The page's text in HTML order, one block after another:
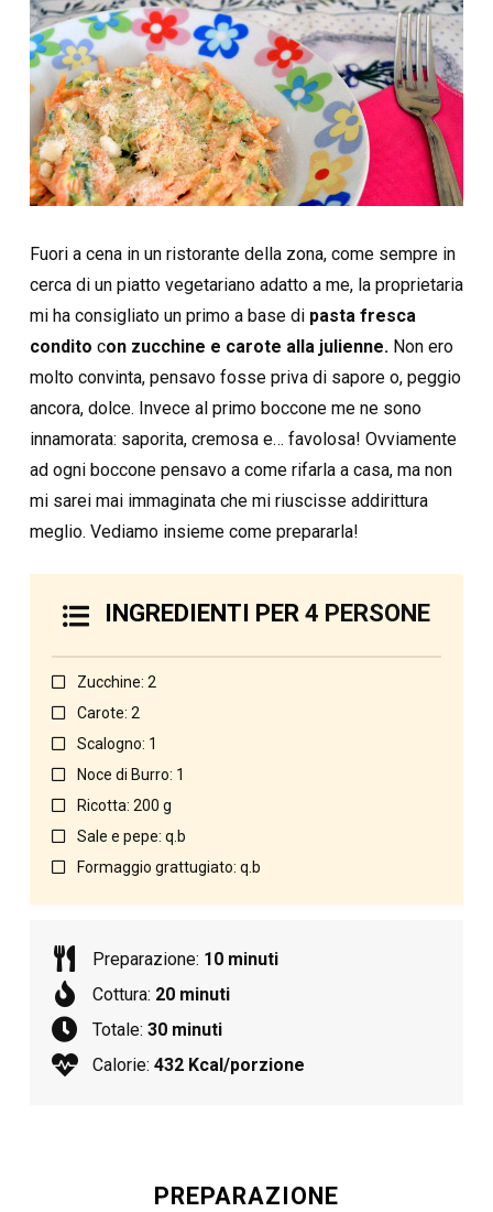
Fuori a cena in un ristorante della zona, come sempre in
cerca di un piatto vegetariano adatto a me, la proprietaria
mi ha consigliato un primo a base dipasta fresca
condito con zucchine e carote alla julienne.Non ero
molto convinta, pensavo fosse priva di sapore o, peggio
ancora, dolce. Invece al primo boccone me ne sono
innamorata: saporita, cremosa e… favolosa! Ovviamente
ad ogni boccone pensavo a come rifarla a casa, ma non
mi sarei mai immaginata che mi riuscisse addirittura
meglio. Vediamo insieme come prepararla!
INGREDIENTI PER4 PERSONE
Zucchine: 2
Carote: 2
Scalogno: 1
Noce di Burro: 1
Ricotta: 200 g
Sale e pepe: q.b
Formaggio grattugiato: q.b
Preparazione: 10 minuti
Cottura: 20 minuti
Totale:30 minuti
Calorie:432 Kcal/porzione
PREPARAZIONE